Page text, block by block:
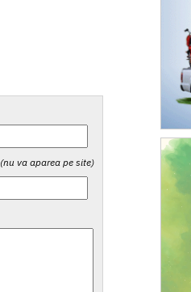
(nu va aparea pe site)